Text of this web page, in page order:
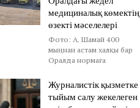
медициналық көмектің
өзекті мәселелері
Фото: А. Шамай 400
мыңнан астам халқы бар
Оралда нормаға
Журналистік қызметке
тыйым салу жекелеген